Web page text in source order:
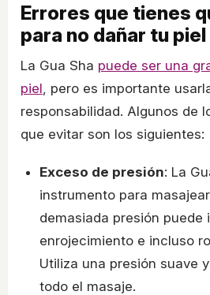
Errores que tienes
para no dañar tu piel
La Gua Sha puede ser una
piel , pero es importante
responsabilidad. Algunos de
que evitar son los siguientes:
Exceso de presión: La
instrumento para
demasiada presión puede
enrojecimiento e incluso
Utiliza una presión suave
todo el masaje.